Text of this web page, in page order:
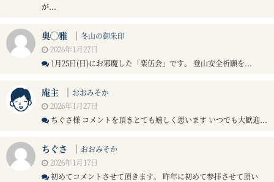
が...
奥◯雅 ｜ 冬山の御朱印
2026年1月27日
1月25日(日)にお邪魔した「楽伍会」です。 登山安全祈願を...
庵主 ｜ おおみそか
2026年1月27日
ちぐさ様 コメントを頂きとても嬉しく思います いつでも大歓迎...
ちぐさ ｜ おおみそか
2026年1月17日
初めてコメントさせて頂きます。 昨年に初めて参拝させて頂い